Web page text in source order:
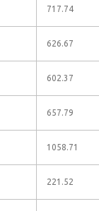
717.74
626.67
602.37
657.79
1058.71
221.52